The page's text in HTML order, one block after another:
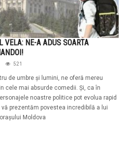
VELA: NE-A ADUS SOARTA
521
de umbre și lumini, ne oferă mereu
cele mai absurde comedii. Și, ca în
noastre politice pot evolua rapid
prezentăm povestea incredibilă a lui
Moldova